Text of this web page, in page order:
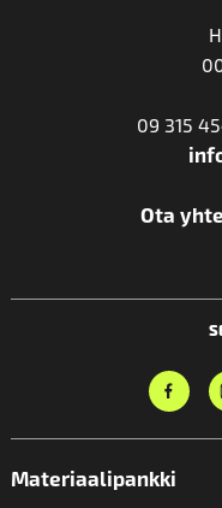
09 315
Ota
Materiaalipankki